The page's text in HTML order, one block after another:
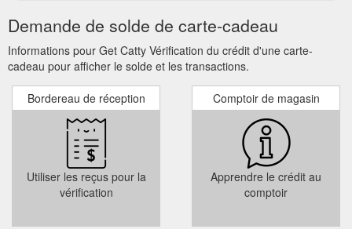
Demande de solde de carte-cadeau
Informations pour Get Catty Vérification du crédit d'une carte-
cadeau pour afficher le solde et les transactions.
Bordereau de réception
Utiliser les reçus pour la
vérification
Comptoir de magasin
Apprendre le crédit au
comptoir